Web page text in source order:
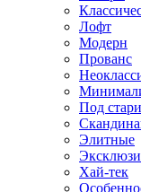
Лофт
Модерн
Прованс
Под
Элитные
Хай-тек